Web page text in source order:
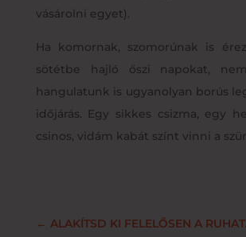
vásárolni egyet).
Ha komornak, szomorúnak is
sötétbe hajló őszi napokat,
hangulatunk is ugyanolyan borús
időjárás. Egy sikkes csizma, egy
csinos, vidám kabát színt vinni a
← ALAKÍTSD KI FELELŐSEN A